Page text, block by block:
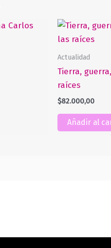
Actualidad
Tierra,
raíces
$82.000,00
Añadir al